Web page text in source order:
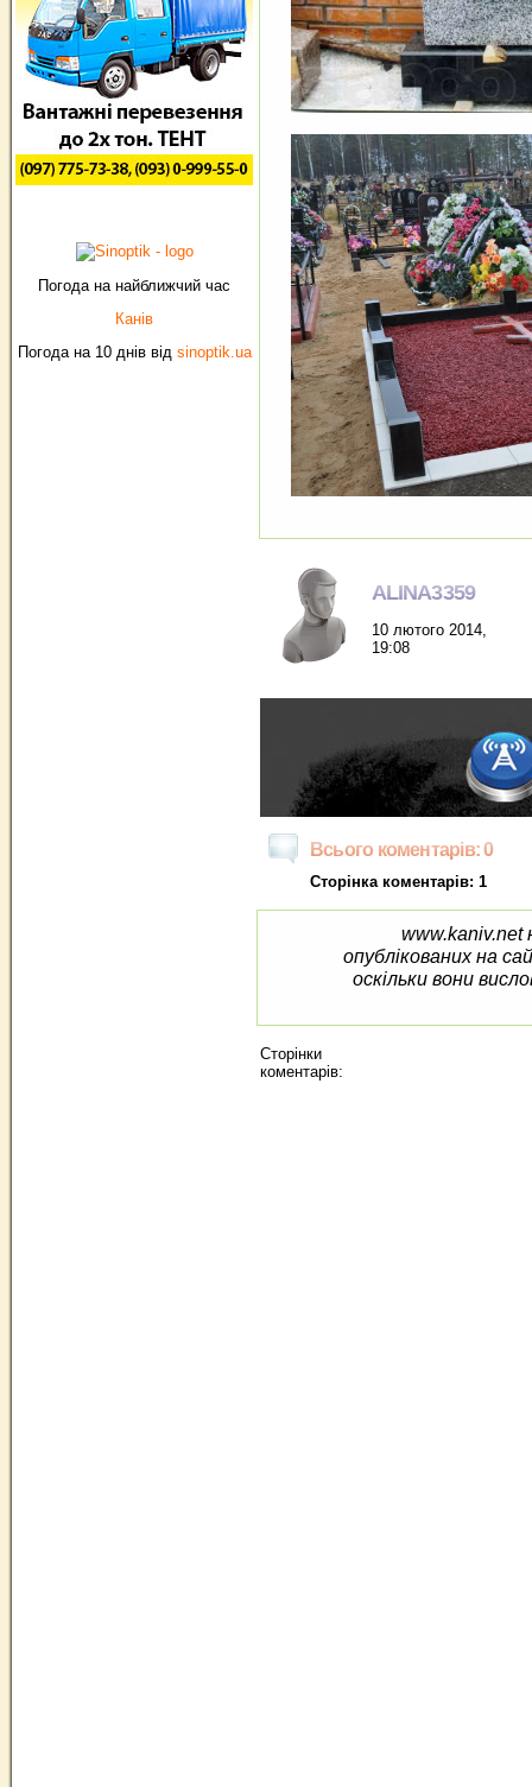
Погода на найближчий час
Канів
Погода на 10 днів від sinoptik.ua
ALINA3359
10 лютого 2014,
19:08
Всього коментарів: 0
Сторінка коментарів: 1
www.kaniv.net
опублікованих на
оскільки вони
Сторінки
коментарів: